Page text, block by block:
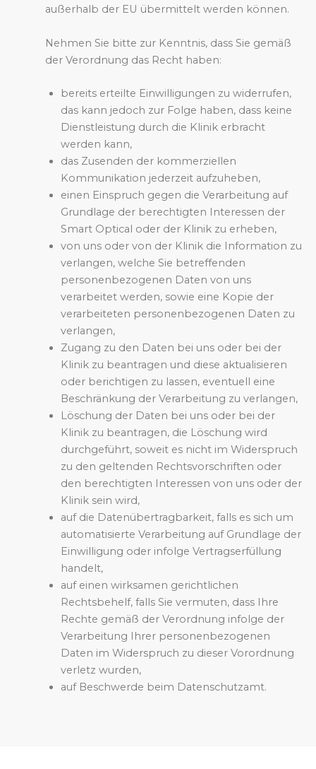
außerhalb der EU übermittelt werden können.
Nehmen Sie bitte zur Kenntnis, dass Sie gemäß
der Verordnung das Recht haben:
bereits erteilte Einwilligungen zu widerrufen,
das kann jedoch zur Folge haben, dass keine
Dienstleistung durch die Klinik erbracht
werden kann,
das Zusenden der kommerziellen
Kommunikation jederzeit aufzuheben,
einen Einspruch gegen die Verarbeitung auf
Grundlage der berechtigten Interessen der
Smart Optical oder der Klinik zu erheben,
von uns oder von der Klinik die Information zu
verlangen, welche Sie betreffenden
personenbezogenen Daten von uns
verarbeitet werden, sowie eine Kopie der
verarbeiteten personenbezogenen Daten zu
verlangen,
Zugang zu den Daten bei uns oder bei der
Klinik zu beantragen und diese aktualisieren
oder berichtigen zu lassen, eventuell eine
Beschränkung der Verarbeitung zu verlangen,
Löschung der Daten bei uns oder bei der
Klinik zu beantragen, die Löschung wird
durchgeführt, soweit es nicht im Widerspruch
zu den geltenden Rechtsvorschriften oder
den berechtigten Interessen von uns oder der
Klinik sein wird,
auf die Datenübertragbarkeit, falls es sich um
automatisierte Verarbeitung auf Grundlage der
Einwilligung oder infolge Vertragserfüllung
handelt,
auf einen wirksamen gerichtlichen
Rechtsbehelf, falls Sie vermuten, dass Ihre
Rechte gemäß der Verordnung infolge der
Verarbeitung Ihrer personenbezogenen
Daten im Widerspruch zu dieser Vorordnung
verletz wurden,
auf Beschwerde beim Datenschutzamt.